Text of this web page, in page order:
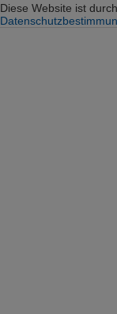
Diese Website ist